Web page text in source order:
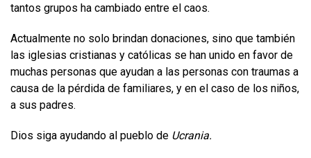
tantos grupos ha cambiado entre el caos.
Actualmente no solo brindan donaciones, sino que también
las iglesias cristianas y católicas se han unido en favor de
muchas personas que ayudan a las personas con traumas a
causa de la pérdida de familiares, y en el caso de los niños,
a sus padres.
Dios siga ayudando al pueblo de Ucrania.